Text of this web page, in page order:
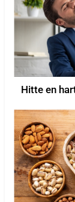
Hitte en